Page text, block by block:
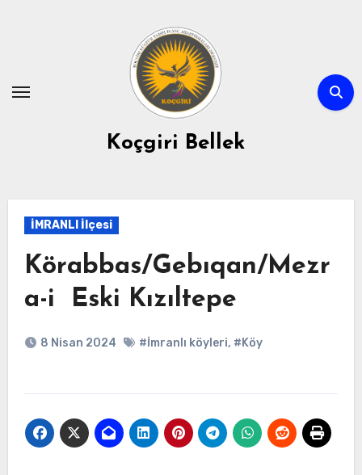
Koçgiri Bellek
İMRANLI İlçesi
Körabbas/Gebıqan/Mezr
a-i Eski Kızıltepe
8 Nisan 2024 #İmranlı köyleri, #Köy